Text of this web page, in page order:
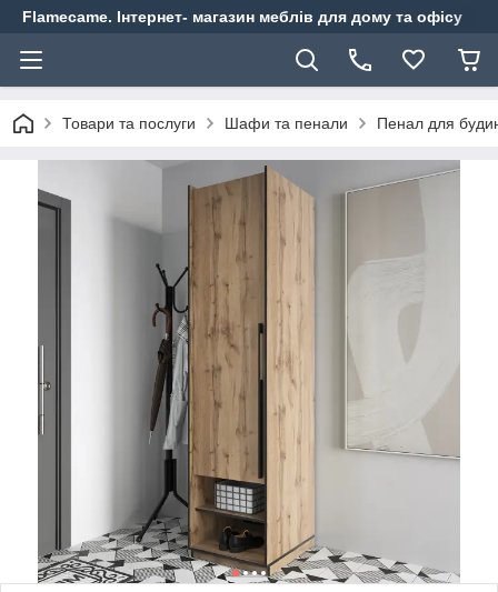
Flamecame. Інтернет- магазин меблів для дому та офісу
Товари та послуги Шафи та пенали Пенал для